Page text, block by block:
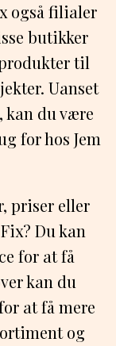
også filialer
butikker
til
Uanset
kan du være
for hos Jem
priser eller
Du kan
for at få
kan du
at få mere
og